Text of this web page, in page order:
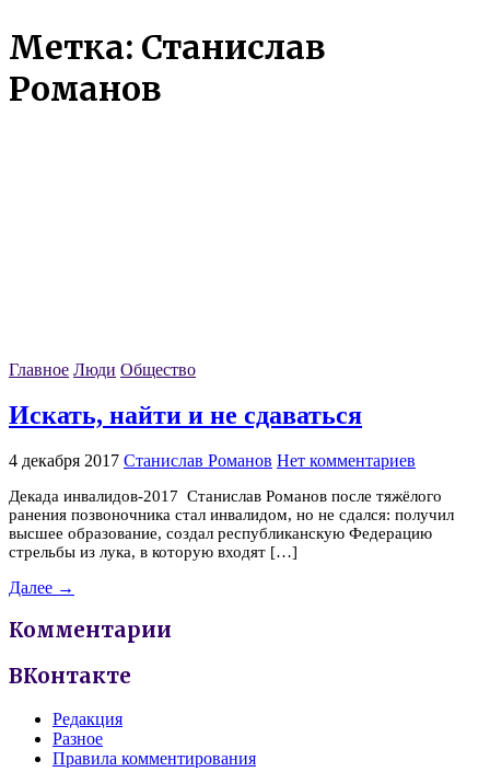
Метка: Станислав
Романов
Главное Люди Общество
Искать, найти и не сдаваться
4 декабря 2017 Станислав Романов Нет комментариев
Декада инвалидов-2017 Станислав Романов после тяжёлого
ранения позвоночника стал инвалидом, но не сдался: получил
высшее образование, создал республиканскую Федерацию
стрельбы из лука, в которую входят […]
Далее →
Комментарии
ВКонтакте
Редакция
Разное
Правила комментирования